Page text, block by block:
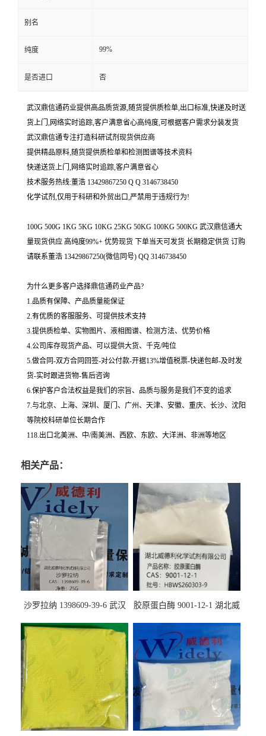
别名
纯度 99%
是否进口 否
武汉鼎信通药业提供高品质货源,随货提供质检单,出口标准,快递及时送
货上门,网络实时追踪,客户满意省心高纯度,可根据客户需求分装发货
武汉鼎信通专注打造科研试剂现货供应商
提供精品原料,随货提供质检单和检测图谱等技术资料
快递送货上门,网络实时追踪,客户满意省心
技术服务热线:董浩 13429867250 Q Q 3146738450
化学试剂,仅用于科研和外贸出口,严禁用于违规行为!
100G 500G 1KG 5KG 10KG 25KG 50KG 100KG 500KG 武汉鼎信通大
量现货供应 高纯度99%+ 优势现货 下单当天可发货 长期稳定供货 订购
请联系董浩 13429867250(微信同号) QQ 3146738450
为什么更多客户选择鼎信通药业产品?
1.品质有保障、产品质量能保证
2.有优质的客服服务、可提供技术支持
3.提供质检单、实物图片、液相图谱、检测方法、优势价格
4.公司库存现货产品、可以提供大货、千克/吨位
5.做合同-双方合同回签-对公付款-开据13%增值税票-快递包邮-及时发
货-实时跟进货物-售后咨询
6.保护客户合法权益是我们的宗旨、品质与服务是我们不变的追求
7.与北京、上海、深圳、厦门、广州、天津、安徽、重庆、长沙、沈阳
等院校科研单位长期合作
118.出口北美洲、中/南美洲、西欧、东欧、大洋洲、非洲等地区
相关产品：
沙罗拉纳 1398609-39-6 武汉
胶原蛋白酶 9001-12-1 湖北威